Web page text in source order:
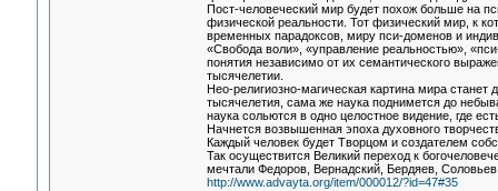
Пост-человеческий мир будет похож больше на
физической реальности. Тот физический мир, к
временных парадоксов, миру пси-доменов и
«Свобода воли», «управление реальностью»,
понятия независимо от их семантического
тысячелетии.
Нео-религиозно-магическая картина мира
тысячелетия, сама же наука поднимется до
наука сольются в одно целостное видение, где
Начнется возвышенная эпоха духовного
Каждый человек будет Творцом и создателем
Так осуществится Великий переход к
мечтали Федоров, Вернадский, Бердяев,
http://www.advayta.org/item/000012/?id=47#35